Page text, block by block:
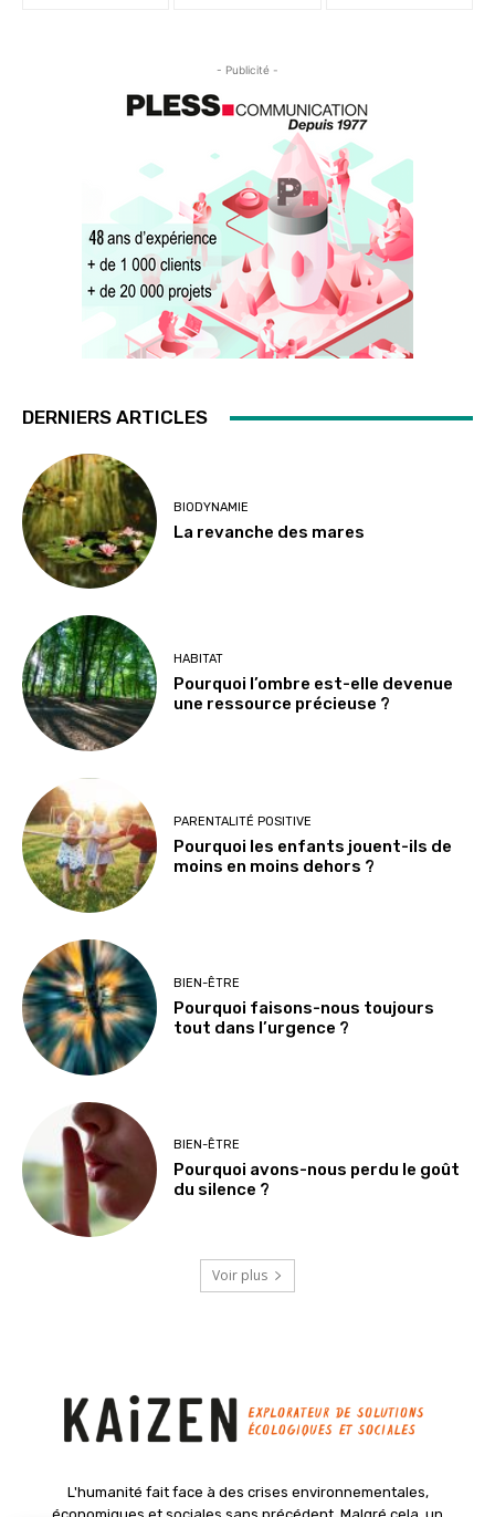
- Publicité -
DERNIERS ARTICLES
BIODYNAMIE
La revanche des mares
HABITAT
Pourquoi l’ombre est-elle devenue
une ressource précieuse ?
PARENTALITÉ POSITIVE
Pourquoi les enfants jouent-ils de
moins en moins dehors ?
BIEN-ÊTRE
Pourquoi faisons-nous toujours
tout dans l’urgence ?
BIEN-ÊTRE
Pourquoi avons-nous perdu le goût
du silence ?
Voir plus
L'humanité fait face à des crises environnementales,